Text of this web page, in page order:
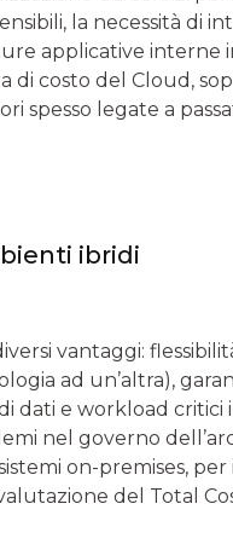
la necessità di
applicative
di costo del Cloud,
spesso legate a
ibridi
vantaggi:
ad un’altra),
dati e workload critici
nel governo
on-premises,
del Total